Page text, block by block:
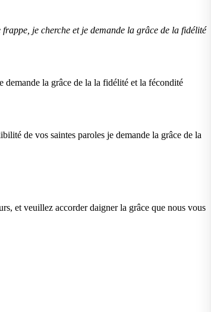
je cherche et je demande la grâce de la fidélité
la grâce de la la fidélité et la fécondité
de vos saintes paroles je demande la grâce de la
et veuillez accorder daigner la grâce que nous vous